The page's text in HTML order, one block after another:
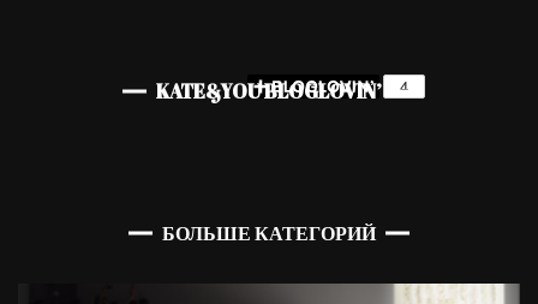
KATE&YOU BLOGLOVIN’
БОЛЬШЕ КАТЕГОРИЙ